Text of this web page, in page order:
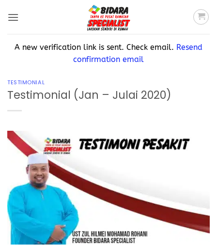
A new verification link is sent. Check email. Resend
confirmation email
TESTIMONIAL
Testimonial (Jan – Julai 2020)